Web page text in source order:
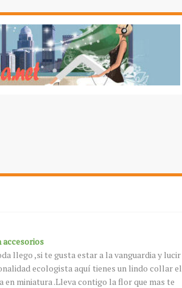
accesorios
llego ,si te gusta estar a la vanguardia y lucir
ecologista aquí tienes un lindo collar el
miniatura .Lleva contigo la flor que mas te